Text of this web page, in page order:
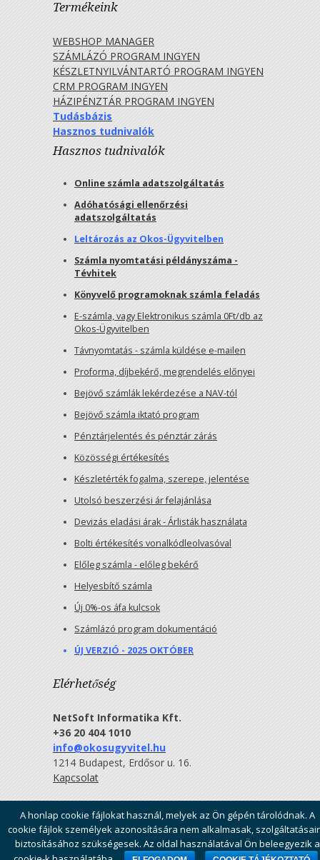
Termékeink
WEBSHOP MANAGER
SZÁMLÁZÓ PROGRAM INGYEN
KÉSZLETNYILVÁNTARTÓ PROGRAM INGYEN
CRM PROGRAM INGYEN
HÁZIPÉNZTÁR PROGRAM INGYEN
Tudásbázis
Hasznos tudnivalók
Hasznos tudnivalók
Online számla adatszolgáltatás
Adóhatósági ellenőrzési
adatszolgáltatás
Leltározás az Okos-Ügyvitelben
Számla nyomtatási példányszáma -
Tévhitek
Könyvelő programoknak számla feladás
E-számla, vagy Elektronikus számla 0Ft/db az
Okos-Ügyvitelben
Távnyomtatás - számla küldése e-mailen
Proforma, díjbekérő, megrendelés előnyei
Bejövő számlák lekérdezése a NAV-tól
Bejövő számla iktató program
Pénztárjelentés és pénztár zárás
Közösségi értékesítés
Készletérték fogalma, szerepe, jelentése
Utolsó beszerzési ár felajánlása
Devizás eladási árak - Árlisták használata
Bolti értékesítés vonalkódleolvasóval
Előleg számla - előleg bekérő
Helyesbítő számla
Új 0%-os áfa kulcsok
Számlázó program dokumentáció
ÚJ VERZIÓ - 2025 OKTÓBER
Elérhetőség
NetSoft Informatika Kft.
+36 20 404 1010
info@okosugyvitel.hu
1214 Budapest, Erdősor u. 16.
Kapcsolat
Minden jog fenntartva: NetSoft Informatika Kft.Általános
Szerződési Feltételek
Elérhetőség:info@okosugyvitel.huTelefonszám: +36 20
A honlap cookie fájlokat használ, melyek az Ön gépén tárolódnak. A
cookie fájlok személyek azonosítására nem alkalmasak,
biztosításához szükségesek. Az oldal használatával Ön beleegyezik a